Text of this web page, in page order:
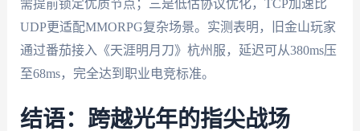
需提前锁定优质节点；三是低估协议优化，TCP加速比
UDP更适配MMORPG复杂场景。实测表明，旧金山玩家
通过番茄接入《天涯明月刀》杭州服，延迟可从380ms压
至68ms，完全达到职业电竞标准。
结语：跨越光年的指尖战场